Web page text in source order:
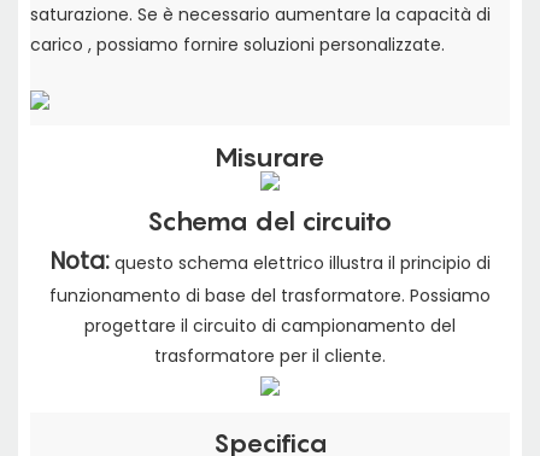
saturazione. Se è necessario aumentare la capacità di
carico , possiamo fornire soluzioni personalizzate.
Misurare
Schema del circuito
Nota:questo schema elettrico illustra il principio di
funzionamento di base del trasformatore. Possiamo
progettare il circuito di campionamento del
trasformatore per il cliente.
Specifica